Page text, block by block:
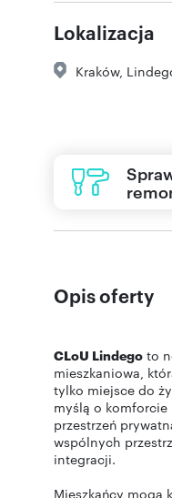
Lokalizacja
Kraków,
Opis oferty
CLoU Lindego to
mieszkaniowa,
tylko miejsce do
myślą o komforcie
przestrzeń
wspólnych
integracji.
Mieszkańcy mogą